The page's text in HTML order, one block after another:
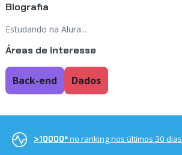
Biografia
Estudando na Alura...
Áreas de interesse
Back-end Dados
>10000ºno ranking nos últimos 30 dias